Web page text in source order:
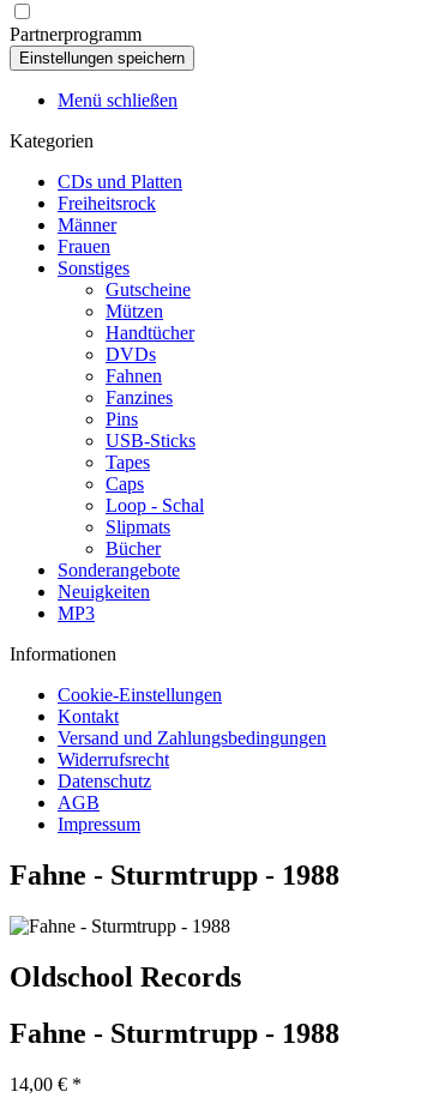
Partnerprogramm
Menü schließen
Kategorien
CDs und Platten
Freiheitsrock
Männer
Frauen
Sonstiges
Gutscheine
Mützen
Handtücher
DVDs
Fahnen
Fanzines
Pins
USB-Sticks
Tapes
Caps
Loop - Schal
Slipmats
Bücher
Sonderangebote
Neuigkeiten
MP3
Informationen
Cookie-Einstellungen
Kontakt
Versand und Zahlungsbedingungen
Widerrufsrecht
Datenschutz
AGB
Impressum
Fahne - Sturmtrupp - 1988
Oldschool Records
Fahne - Sturmtrupp - 1988
14,00 € *